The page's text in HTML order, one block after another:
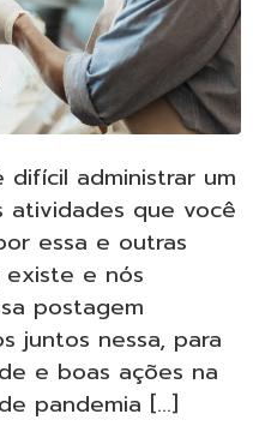
administrar um
atividades que você
essa e outras
existe e nós
postagem
juntos nessa, para
e boas ações na
pandemia […]